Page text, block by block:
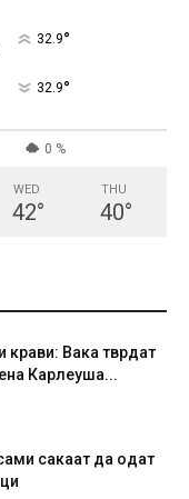
32.9°
32.9°
0 %
WED
42°
THU
40°
крави: Вака тврдат
Карлеуша...
сакаат да одат